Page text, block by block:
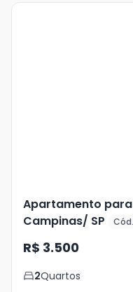
Apartamento
Campinas/ SP
R$ 3.500
2Quartos